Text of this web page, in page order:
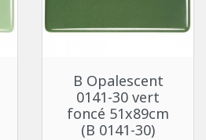
B Opalescent
0141-30 vert
foncé 51x89cm
(B 0141-30)